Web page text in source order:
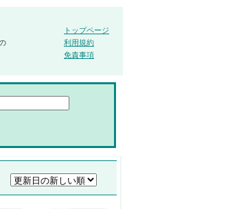
トップページ
利用規約
免責事項